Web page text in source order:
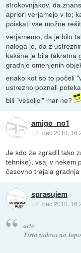
strokovnjakov, da
apriori verjamejo v to;
poiskati vse možne
verjamemo, da je bilo
naloga je, da z
kakšne je bila takratna
gradnje omenjenih
enako kot so to počeli
ustrezno poznali
bili "vesoljci" mar ne?
amigo_no1
::4. dec 2010,
Je kdo že zgradil tako
tehnike), vsaj v nekem
časovno trajala gradnja
sprasujem
::4. dec 2010,
arto
Tista zadeva na